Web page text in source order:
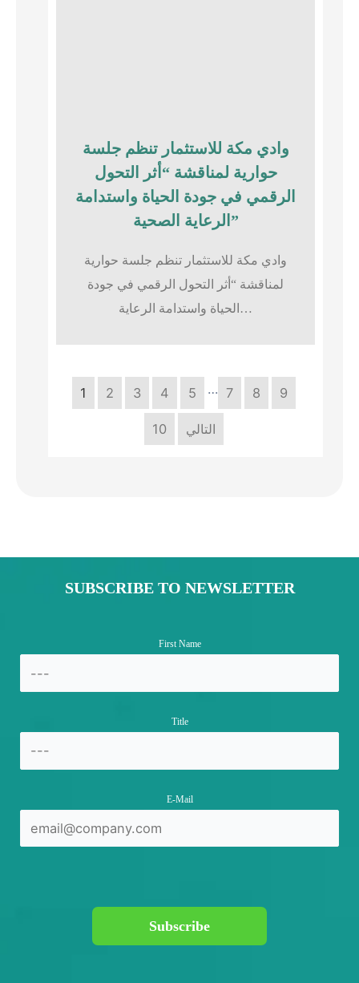
وادي مكة للاستثمار تنظم جلسة
حوارية لمناقشة “أثر التحول
الرقمي في جودة الحياة واستدامة
الرعاية الصحية”
وادي مكة للاستثمار تنظم جلسة حوارية
لمناقشة “أثر التحول الرقمي في جودة
الحياة واستدامة الرعاية…
1 2 3 4 5 … 7 8 9
10 التالي
SUBSCRIBE TO NEWSLETTER
First Name
Title
E-Mail
Subscribe